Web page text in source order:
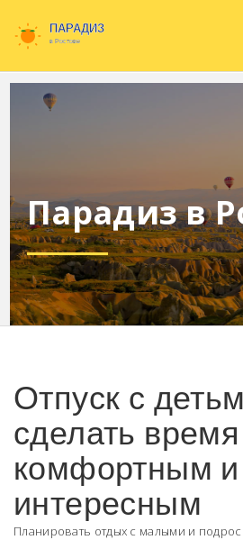
Парадиз в
Отпуск с
сделать
комфортным и
интересным
Планировать отдых с малыми и